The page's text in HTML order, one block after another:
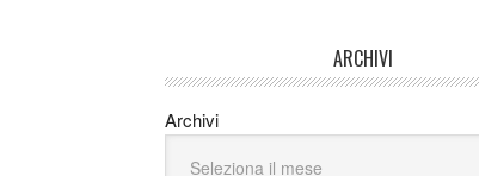
ARCHIVI
Archivi